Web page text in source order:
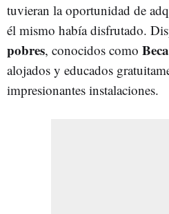
tuvieran la oportunidad de
él mismo había disfrutado.
pobres, conocidos como
alojados y educados
impresionantes instalaciones.